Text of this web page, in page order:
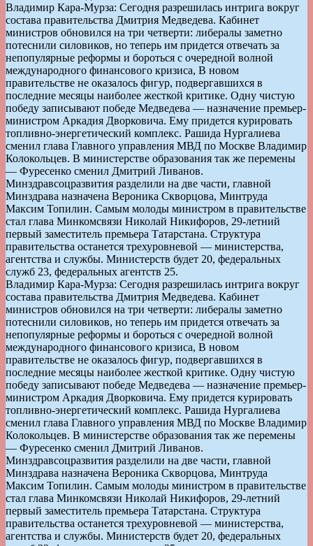
Владимир Кара-Мурза: Сегодня разрешилась интрига вокруг
состава правительства Дмитрия Медведева. Кабинет
министров обновился на три четверти: либералы заметно
потеснили силовиков, но теперь им придется отвечать за
непопулярные реформы и бороться с очередной волной
международного финансового кризиса, В новом
правительстве не оказалось фигур, подвергавшихся в
последние месяцы наиболее жесткой критике. Одну чистую
победу записывают победе Медведева — назначение премьер-
министром Аркадия Дворковича. Ему придется курировать
топливно-энергетический комплекс. Рашида Нургалиева
сменил глава Главного управления МВД по Москве Владимир
Колокольцев. В министерстве образования так же перемены
— Фуресенко сменил Дмитрий Ливанов.
Минздравсоцразвития разделили на две части, главной
Минздрава назначена Вероника Скворцова, Минтруда
Максим Топилин. Самым молоды министром в правительстве
стал глава Минкомсвязи Николай Никифоров, 29-летний
первый заместитель премьера Татарстана. Структура
правительства останется трехуровневой — министерства,
агентства и службы. Министерств будет 20, федеральных
служб 23, федеральных агентств 25.
Владимир Кара-Мурза: Сегодня разрешилась интрига вокруг
состава правительства Дмитрия Медведева. Кабинет
министров обновился на три четверти: либералы заметно
потеснили силовиков, но теперь им придется отвечать за
непопулярные реформы и бороться с очередной волной
международного финансового кризиса, В новом
правительстве не оказалось фигур, подвергавшихся в
последние месяцы наиболее жесткой критике. Одну чистую
победу записывают победе Медведева — назначение премьер-
министром Аркадия Дворковича. Ему придется курировать
топливно-энергетический комплекс. Рашида Нургалиева
сменил глава Главного управления МВД по Москве Владимир
Колокольцев. В министерстве образования так же перемены
— Фуресенко сменил Дмитрий Ливанов.
Минздравсоцразвития разделили на две части, главной
Минздрава назначена Вероника Скворцова, Минтруда
Максим Топилин. Самым молоды министром в правительстве
стал глава Минкомсвязи Николай Никифоров, 29-летний
первый заместитель премьера Татарстана. Структура
правительства останется трехуровневой — министерства,
агентства и службы. Министерств будет 20, федеральных